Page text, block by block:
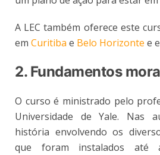
A LEC também oferece este
em Curitiba e Belo Horizonte e
2. Fundamentos
O curso é ministrado pelo
Universidade de Yale. Nas
história envolvendo os
que foram instalados até